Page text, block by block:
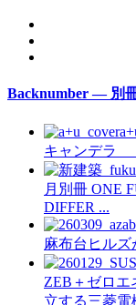
Backnumber — 別
キャンデラ
月別冊 ONE
DIFFER ...
麻布台ヒル
ZEB＋ゼロ
立する三菱電